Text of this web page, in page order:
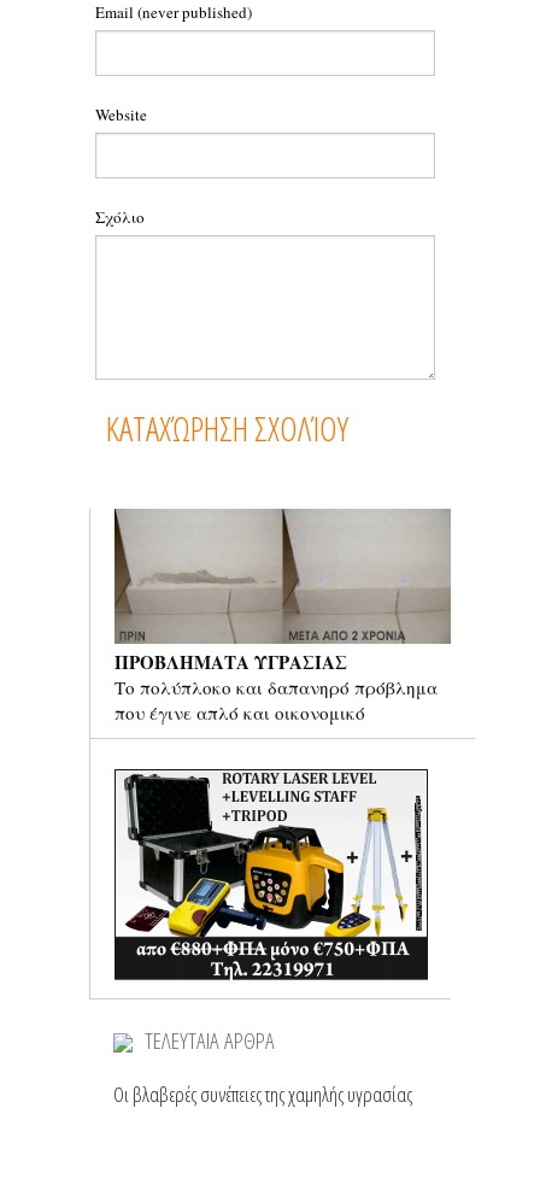
Email (never published)
Website
Σχόλιο
ΠΡΟΒΛΗΜΑΤΑ ΥΓΡΑΣΙΑΣ
Το πολύπλοκο και δαπανηρό πρόβλημα
που έγινε απλό και οικονομικό
ΤΕΛΕΥΤΑΙΑ ΑΡΘΡΑ
Οι βλαβερές συνέπειες της χαμηλής υγρασίας